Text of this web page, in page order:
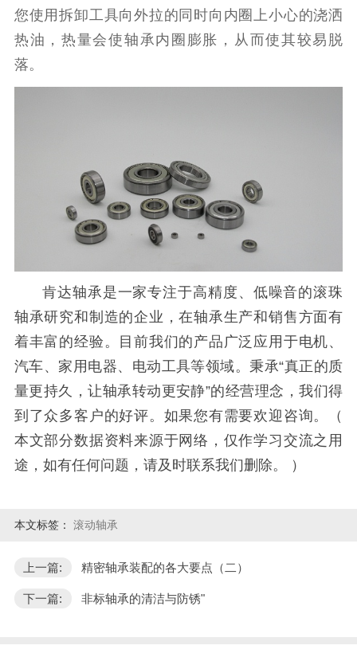
您使用拆卸工具向外拉的同时向内圈上小心的浇洒
热油，热量会使轴承内圈膨胀，从而使其较易脱
落。
肯达轴承是一家专注于高精度、低噪音的滚珠
轴承研究和制造的企业，在轴承生产和销售方面有
着丰富的经验。目前我们的产品广泛应用于电机、
汽车、家用电器、电动工具等领域。秉承“真正的质
量更持久，让轴承转动更安静”的经营理念，我们得
到了众多客户的好评。如果您有需要欢迎咨询。（
本文部分数据资料来源于网络，仅作学习交流之用
途，如有任何问题，请及时联系我们删除。 ）
本文标签： 滚动轴承
上一篇: 精密轴承装配的各大要点（二）
下一篇: 非标轴承的清洁与防锈"